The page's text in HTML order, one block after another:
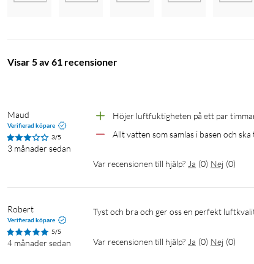
Inbyggd hygrometer
Vikt: 2,25 kg
Visar 5 av 61 recensioner
Maud
Verifierad köpare
3/5
3 månader sedan
Höjer luftfuktigheten på ett par
Allt vatten som samlas i basen och
Var recensionen till hjälp? Ja (0) Nej (0)
Robert
Verifierad köpare
5/5
4 månader sedan
Tyst och bra och ger oss en perfekt
Var recensionen till hjälp? Ja (0) Nej (0)